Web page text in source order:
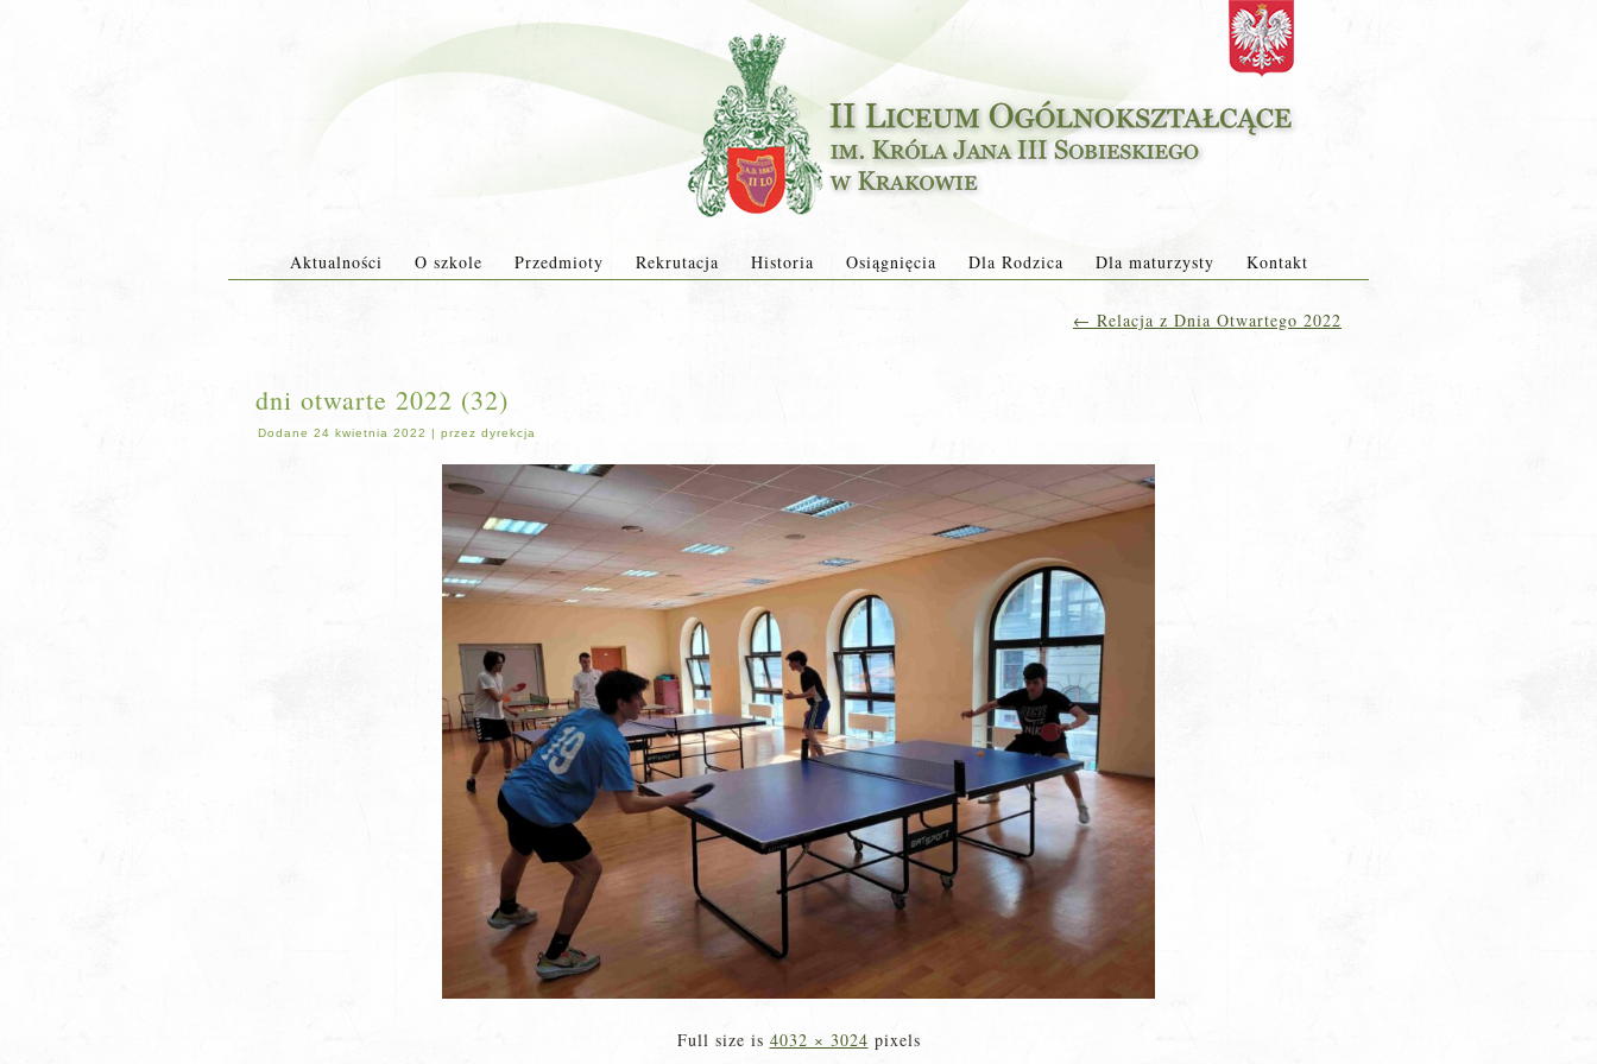
Aktualności O szkole Przedmioty Rekrutacja Historia Osiągnięcia Dla Rodzica Dla maturzysty Kontakt
← Relacja z Dnia Otwartego 2022
dni otwarte 2022 (32)
Dodane 24 kwietnia 2022 | przez dyrekcja
Full size is 4032 × 3024 pixels